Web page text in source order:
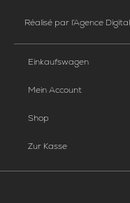
Réalisé par l’Agence
Einkaufswagen
Mein Account
Shop
Zur Kasse